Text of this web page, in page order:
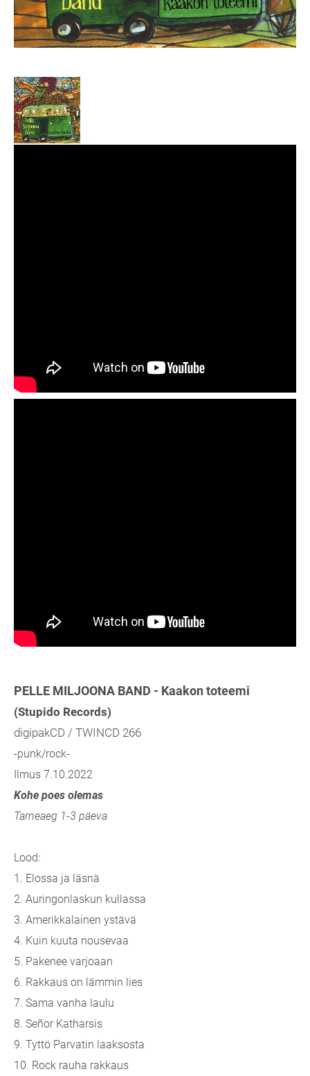
PELLE MILJOONA BAND - Kaakon toteemi
(Stupido Records)
digipakCD / TWINCD 266
-punk/rock-
Ilmus 7.10.2022
Kohe poes olemas
Tarneaeg 1-3 päeva
Lood:
1. Elossa ja läsnä
2. Auringonlaskun kullassa
3. Amerikkalainen ystävä
4. Kuin kuuta nousevaa
5. Pakenee varjoaan
6. Rakkaus on lämmin lies
7. Sama vanha laulu
8. Señor Katharsis
9. Tyttö Parvatin laaksosta
10. Rock rauha rakkaus